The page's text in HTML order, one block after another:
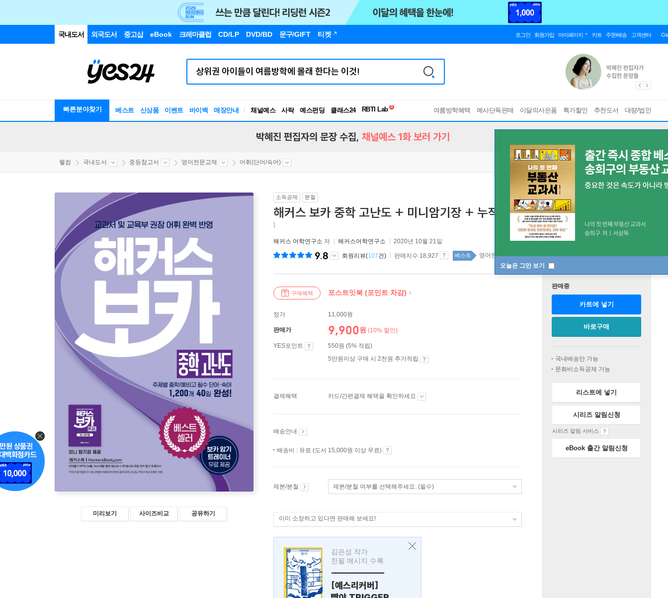
국내도서 외국도서 중고샵 eBook 크레마클럽 CD/LP DVD/BD 문구/GIFT 티켓 로그인 회원가입 마이페이지 카트 주문/배송 고객센터
빠른분야찾기 베스트 신상품 이벤트 바이백 매장안내 채널예스 사락 예스펀딩 클래스24
독서유형검사
여름방학혜택 예사단독판매 이달의사은품 특가할인 추천도서 대량/법인
오늘은 그만 보기
박혜진 편집자의 문장 수집, 채널예스 1화 보러 가기
웰컴 국내도서 중등참고서 영어전문교재 어휘(단어/숙어)
미리보기 사이즈비교 공유하기
소득공제 분철
해커스 보카 중학 고난도 + 미니암기장 + 누적 테스트북 세트 [ 미니 암기장 + 누적 테스트북
]
해커스 어학연구소 저 해커스어학연구소 2020년 10월 21일
9.8 회원리뷰(107건) 판매지수 18,927 베스트 영어전문교재 top100 65주
구매혜택 포스트잇북 (포인트 차감)
정가 11,000원
판매가 9,900원 (10% 할인)
YES포인트
550원 (5% 적립)
5만원이상 구매 시 2천원 추가적립
결제혜택 카드/간편결제 혜택을 확인하세요
배송안내
배송비 : 유료 (도서 15,000원 이상 무료)
제본/분철 제본/분철 여부를 선택해주세요. (필수)
이미 소장하고 있다면 판매해 보세요!
김은성 작가
친필 메시지 수록
---------------
[예스리커버]
판매중
카트에 넣기
바로구매
국내배송만 가능
문화비소득공제 가능
리스트에 넣기
시리즈 알림신청
시리즈 알림 서비스
eBook 출간 알림신청